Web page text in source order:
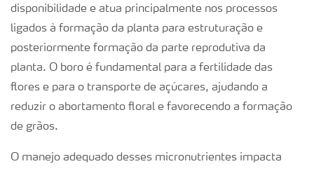
disponibilidade e atua principalmente nos processos
ligados à formação da planta para estruturação e
posteriormente formação da parte reprodutiva da
planta. O boro é fundamental para a fertilidade das
flores e para o transporte de açúcares, ajudando a
reduzir o abortamento floral e favorecendo a formação
de grãos.
O manejo adequado desses micronutrientes impacta